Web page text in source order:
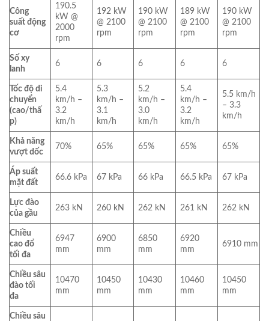
Công
suất động
cơ
190.5
kW @
2000
rpm
192 kW
@ 2100
rpm
190 kW
@ 2100
rpm
189 kW
@ 2100
rpm
190 kW
@ 2100
rpm
Số xy
lanh
6 6 6 6 6
Tốc độ di
chuyển
(cao/thấ
p)
5.4
km/h –
3.2
km/h
5.3
km/h –
3.1
km/h
5.2
km/h –
3.0
km/h
5.4
km/h –
3.2
km/h
5.5 km/h
– 3.3
km/h
Khả năng
vượt dốc
70% 65% 65% 65% 65%
Áp suất
mặt đất
66.6 kPa 67 kPa 66 kPa 66.5 kPa 67 kPa
Lực đào
của gầu
263 kN 260 kN 262 kN 261 kN 262 kN
Chiều
cao đổ
tối đa
6947
mm
6900
mm
6850
mm
6920
mm
6910 mm
Chiều sâu
đào tối
đa
10470
mm
10450
mm
10430
mm
10460
mm
10450
mm
Chiều sâu